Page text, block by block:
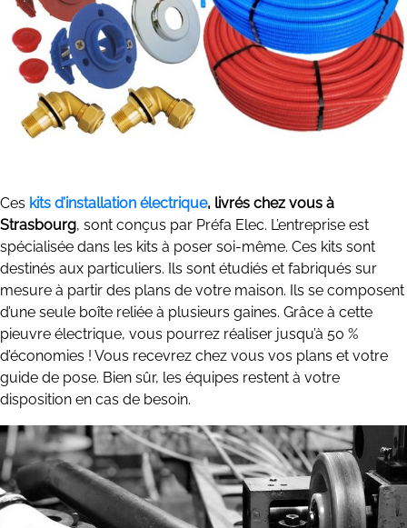
Ces kits d’installation électrique, livrés chez vous à
Strasbourg, sont conçus par Préfa Elec. L’entreprise est
spécialisée dans les kits à poser soi-même. Ces kits sont
destinés aux particuliers. Ils sont étudiés et fabriqués sur
mesure à partir des plans de votre maison. Ils se composent
d’une seule boîte reliée à plusieurs gaines. Grâce à cette
pieuvre électrique, vous pourrez réaliser jusqu’à 50 %
d’économies ! Vous recevrez chez vous vos plans et votre
guide de pose. Bien sûr, les équipes restent à votre
disposition en cas de besoin.